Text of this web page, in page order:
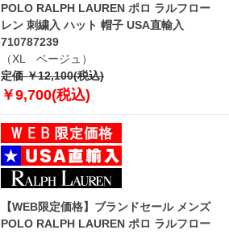
POLO RALPH LAUREN ポロ ラルフロー
レン 刺繍入 ハット 帽子 USA直輸入
710787239
（XL ベージュ）
定価 ￥12,100(税込)
￥9,700(税込)
【WEB限定価格】ブランドセール メンズ
POLO RALPH LAUREN ポロ ラルフロー